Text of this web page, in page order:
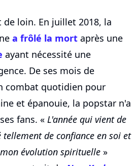
loin. En juillet 2018, la
a frôlé la mort après une
ayant nécessité une
De ses mois de
combat quotidien pour
et épanouie, la popstar n'a
fans. « L'année qui vient de
de confiance en soi et
évolution spirituelle »